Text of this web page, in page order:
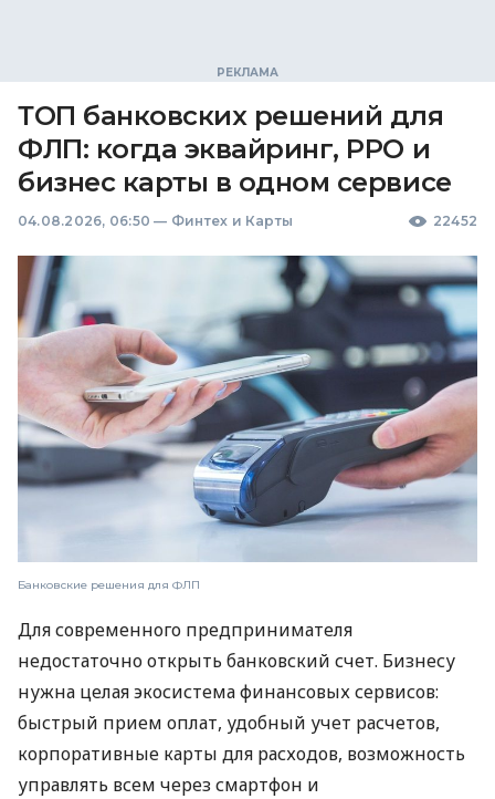
ТОП банковских решений для
ФЛП: когда эквайринг, РРО и
бизнес карты в одном сервисе
04.08.2026, 06:50 — Финтех и Карты 22452
Банковские решения для ФЛП
Для современного предпринимателя
недостаточно открыть банковский счет. Бизнесу
нужна целая экосистема финансовых сервисов:
быстрый прием оплат, удобный учет расчетов,
корпоративные карты для расходов, возможность
управлять всем через смартфон и